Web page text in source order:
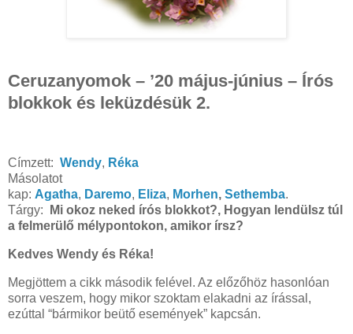
Ceruzanyomok – ’20 május-június – Írós
blokkok és leküzdésük 2.
Címzett: Wendy, Réka
Másolatot
kap: Agatha, Daremo, Eliza, Morhen, Sethemba.
Tárgy:
Mi okoz neked írós blokkot?, Hogyan lendülsz túl
a felmerülő mélypontokon, amikor írsz?
Kedves Wendy és Réka!
Megjöttem a cikk második felével. Az előzőhöz hasonlóan
sorra veszem, hogy mikor szoktam elakadni az írással,
ezúttal “bármikor beütő események” kapcsán.